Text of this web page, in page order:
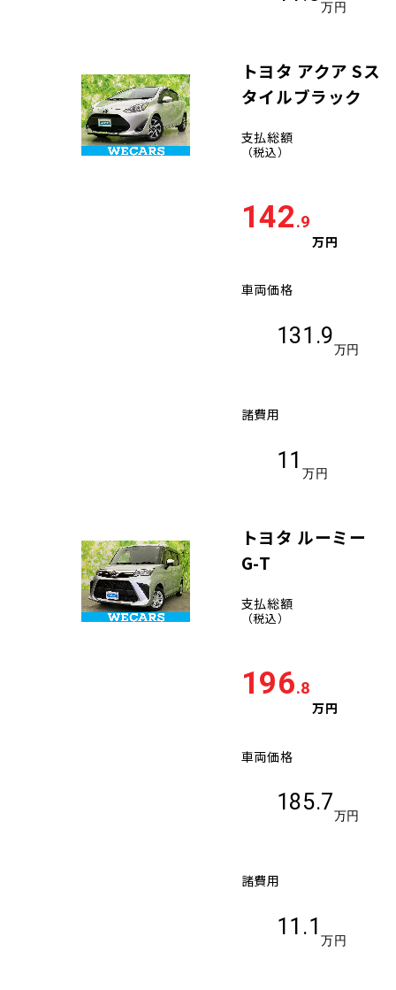
万円
トヨタ アクア Sス
タイルブラック
支払総額
（税込）
142.9
万円
車両価格
131.9
万円
諸費用
11
万円
トヨタ ルーミー
G-T
支払総額
（税込）
196.8
万円
車両価格
185.7
万円
諸費用
11.1
万円